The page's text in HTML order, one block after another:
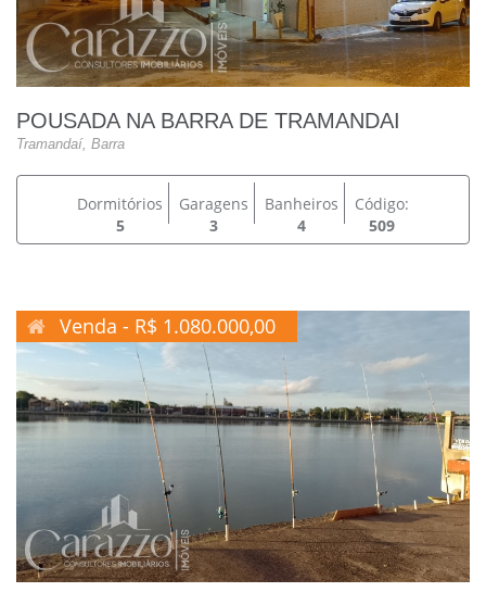
POUSADA NA BARRA DE TRAMANDAI
Tramandaí, Barra
Dormitórios
5
Garagens
3
Banheiros
4
Código:
509
Venda - R$ 1.080.000,00